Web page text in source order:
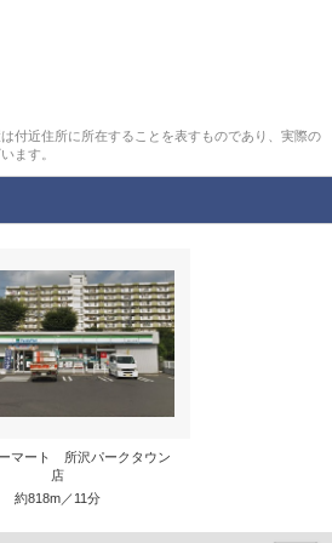
付近住所に所在することを表すものであり、実際の
ます。
マート 所沢パークタウン
店
約818m／11分